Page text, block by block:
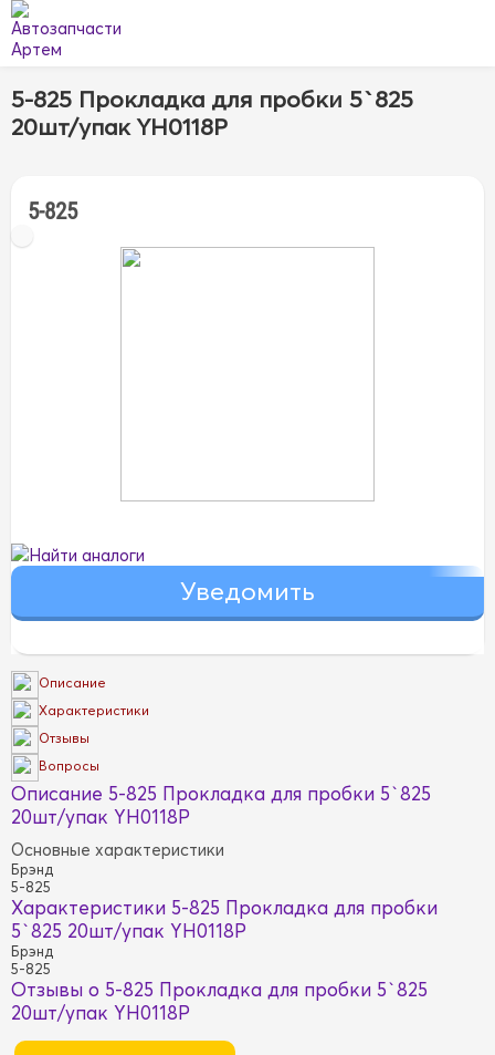
5-825 Прокладка для пробки 5`825
20шт/упак YH0118P
5-825
Найти аналоги
Описание
Характеристики
Отзывы
Вопросы
Описание 5-825 Прокладка для пробки 5`825
20шт/упак YH0118P
Основные характеристики
Брэнд
5-825
Характеристики 5-825 Прокладка для пробки
5`825 20шт/упак YH0118P
Брэнд
5-825
Отзывы о 5-825 Прокладка для пробки 5`825
20шт/упак YH0118P